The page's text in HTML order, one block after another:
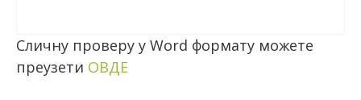
Сличну проверу у Word формату можете
преузети ОВДЕ